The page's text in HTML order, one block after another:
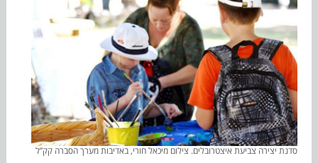
סדנת יצירה צביעת איצטרובלים. צילום מיכאל חורי, באדיבות מערך הסברה קק”ל